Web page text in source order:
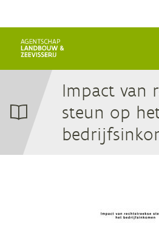
Im­pact van
steun op